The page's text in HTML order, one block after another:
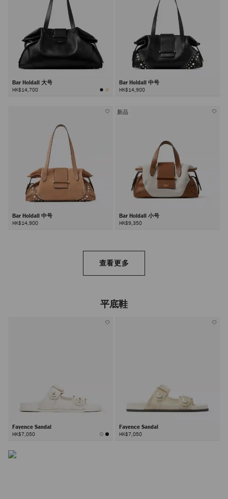
Bar Holdall 大号
HK$14,700
Bar Holdall 中号
HK$14,900
Bar Holdall 中号
HK$14,900
新品
Bar Holdall 小号
HK$9,350
查看更多
平底鞋
Fayence Sandal
HK$7,050
Fayence Sandal
HK$7,050